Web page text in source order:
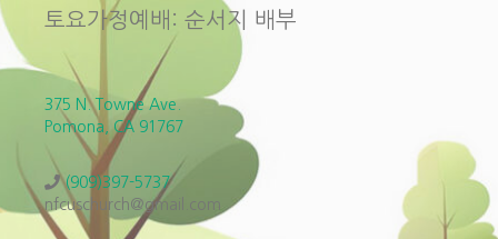
토요가정예배: 순서지 배부
375 N. Towne Ave.
Pomona, CA 91767
(909)397-5737
nfcuschurch@gmail.com